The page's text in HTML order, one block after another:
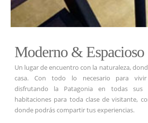
Moderno & Espacioso
Un lugar de encuentro con la naturaleza,
casa. Con todo lo necesario para vivir
disfrutando la Patagonia en todas sus
habitaciones para toda clase de visitante,
donde podrás compartir tus experiencias.